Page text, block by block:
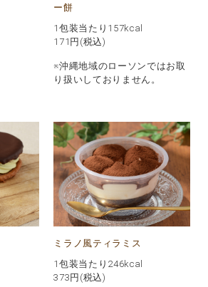
ー餅
1包装当たり157kcal
171 円(税込)
※沖縄地域のローソンではお取
り扱いしておりません。
ミラノ風ティラミス
1包装当たり246kcal
373 円(税込)